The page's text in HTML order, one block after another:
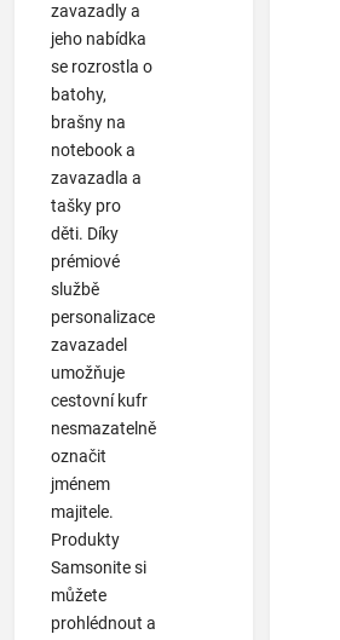
zavazadly a
jeho nabídka
se rozrostla o
batohy,
brašny na
notebook a
zavazadla a
tašky pro
děti. Díky
prémiové
službě
personalizace
zavazadel
umožňuje
cestovní kufr
nesmazatelně
označit
jménem
majitele.
Produkty
Samsonite si
můžete
prohlédnout a